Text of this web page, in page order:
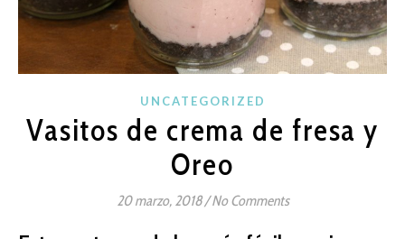
UNCATEGORIZED
Vasitos de crema de fresa y
Oreo
20 marzo, 2018/No Comments